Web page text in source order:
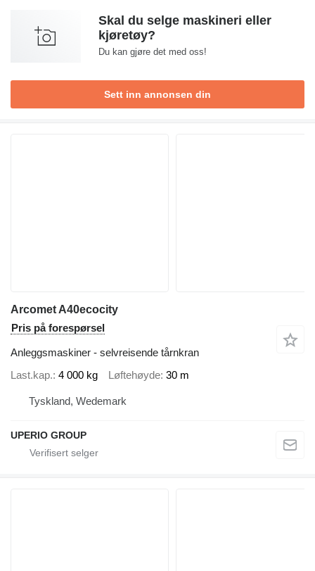
Skal du selge maskineri eller
kjøretøy?
Du kan gjøre det med oss!
Sett inn annonsen din
Arcomet A40ecocity
Pris på forespørsel
Anleggsmaskiner - selvreisende tårnkran
Last.kap. 4 000 kg Løftehøyde 30 m
Tyskland, Wedemark
UPERIO GROUP